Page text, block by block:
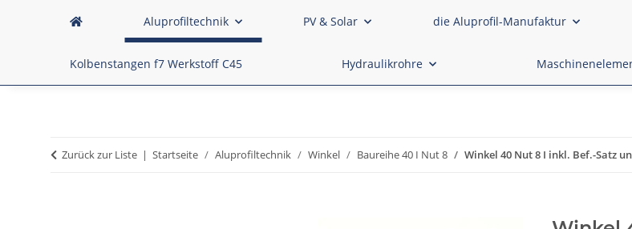
Aluprofiltechnik PV & Solar die Aluprofil-Manufaktur
Kolbenstangen f7 Werkstoff C45 Hydraulikrohre
Zurück zur Liste Startseite Aluprofiltechnik Winkel Baureihe 40 I Nut 8 Winkel 40 Nut 8 I inkl. Bef.-Satz